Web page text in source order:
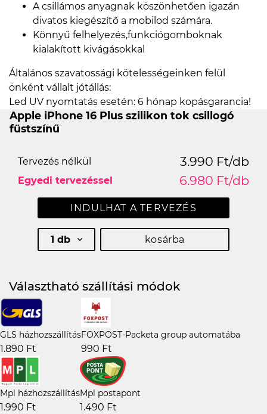
A csillámos anyagnak köszönhetően igazán
divatos kiegészítő a mobilod számára.
Könnyű felhelyezés,funkciógomboknak
kialakított kivágásokkal
Általános szavatossági kötelességeinken felül
önként vállalt jótállás:
Led UV nyomtatás esetén: 6 hónap kopásgarancia!
Apple iPhone 16 Plus szilikon tok csillogó
füstszínű
Tervezés nélkül 3.990 Ft/db
Egyedi tervezéssel 6.980 Ft/db
INDULHAT A TERVEZÉS
1 db kosárba
Választható szállítási módok
GLS házhozszállítás
1.890 Ft
FOXPOST-Packeta group automatába
990 Ft
Mpl házhozszállítás
1.990 Ft
Mpl postapont
1.490 Ft